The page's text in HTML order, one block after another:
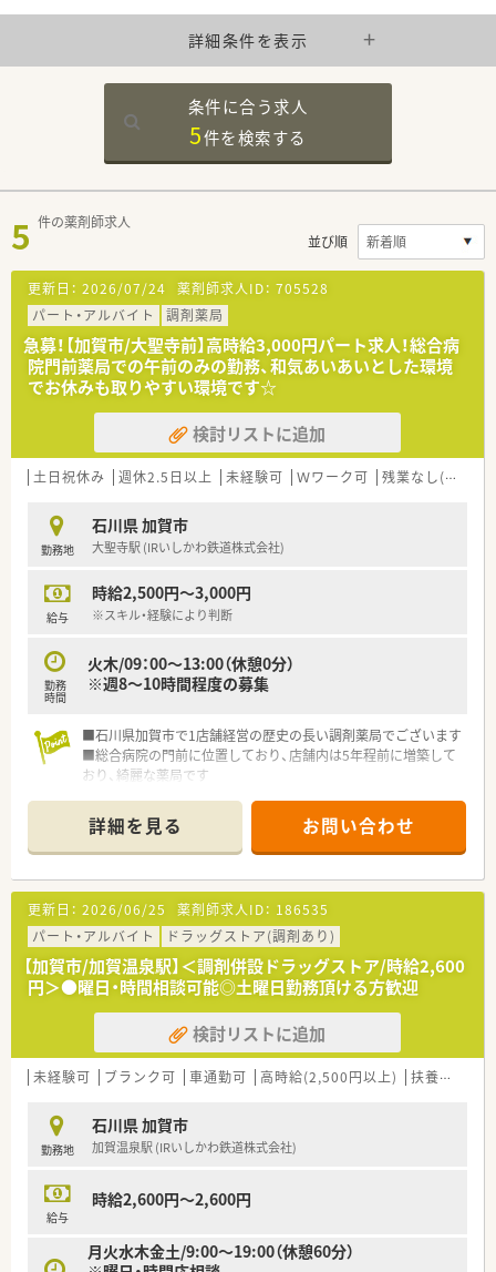
詳細条件を表示
条件に合う求人
5件を検索する
5 件の薬剤師求人
並び順
更新日： 2026/07/24 薬剤師求人ID： 705528
パート・アルバイト
調剤薬局
急募！【加賀市/大聖寺前】高時給3,000円パート求人！総合病
院門前薬局での午前のみの勤務、和気あいあいとした環境
でお休みも取りやすい環境です☆
検討リストに追加
土日祝休み 週休2.5日以上 未経験可 Ｗワーク可 残業なし(ほぼなし含む)
勤務地
石川県 加賀市
大聖寺駅 (IRいしかわ鉄道株式会社)
給与
時給2,500円～3,000円
※スキル・経験により判断
勤務
時間
火木/09：00～13:00（休憩0分）
※週8～10時間程度の募集
■石川県加賀市で1店舗経営の歴史の長い調剤薬局でございます
■総合病院の門前に位置しており、店舗内は5年程前に増築して
おり、綺麗な薬局です
軟にサポート頂ける環境です
詳細を見る お問い合わせ
更新日： 2026/06/25 薬剤師求人ID： 186535
パート・アルバイト
ドラッグストア(調剤あり)
【加賀市/加賀温泉駅】＜調剤併設ドラッグストア/時給2,600
円＞●曜日・時間相談可能◎土曜日勤務頂ける方歓迎
検討リストに追加
未経験可 ブランク可 車通勤可 高時給(2,500円以上) 扶養内勤務OK
勤務地
石川県 加賀市
加賀温泉駅 (IRいしかわ鉄道株式会社)
給与
時給2,600円～2,600円
月火水木金土/9:00～19:00（休憩60分）